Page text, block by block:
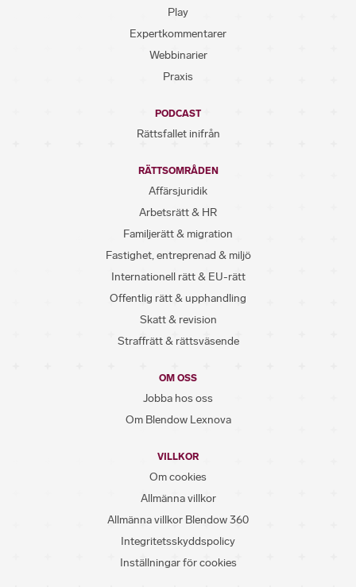
Play
Expertkommentarer
Webbinarier
Praxis
PODCAST
Rättsfallet inifrån
RÄTTSOMRÅDEN
Affärsjuridik
Arbetsrätt & HR
Familjerätt & migration
Fastighet, entreprenad & miljö
Internationell rätt & EU-rätt
Offentlig rätt & upphandling
Skatt & revision
Straffrätt & rättsväsende
OM OSS
Jobba hos oss
Om Blendow Lexnova
VILLKOR
Om cookies
Allmänna villkor
Allmänna villkor Blendow 360
Integritetsskyddspolicy
Inställningar för cookies